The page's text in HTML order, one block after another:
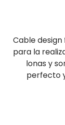
Cable
para la
lonas y
perfecto